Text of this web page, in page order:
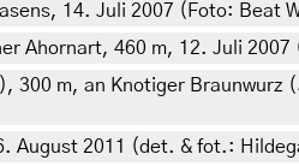
14. Juli 2007 (Foto: Beat
Ahornart, 460 m, 12. Juli
300 m, an Knotiger Braunwurz (
August 2011 (det. & fot.: